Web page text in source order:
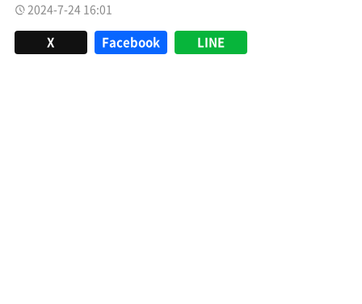
2024-7-24 16:01
X Facebook LINE